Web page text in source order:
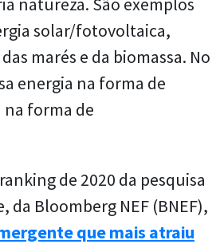
solar/fotovoltaica,
marés e da biomassa. No
energia na forma de
forma de
de 2020 da pesquisa
da Bloomberg NEF (BNEF),
que mais atraiu